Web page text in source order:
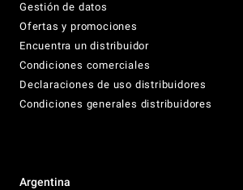
Gestión de datos
Ofertas y promociones
Encuentra un distribuidor
Condiciones comerciales
Declaraciones de uso distribuidores
Condiciones generales distribuidores
Argentina